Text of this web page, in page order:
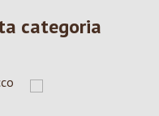
categoria